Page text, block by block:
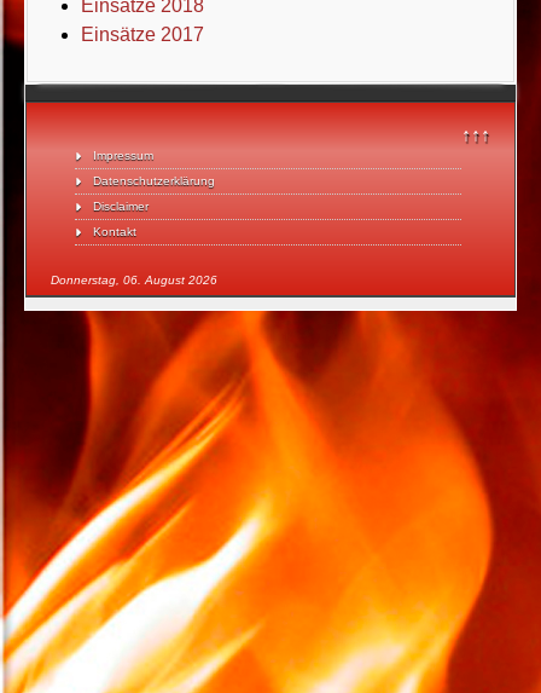
↑↑↑
Impressum
Datenschutzerklärung
Disclaimer
Kontakt
Donnerstag, 06. August 2026
Einsätze 2018
Einsätze 2017